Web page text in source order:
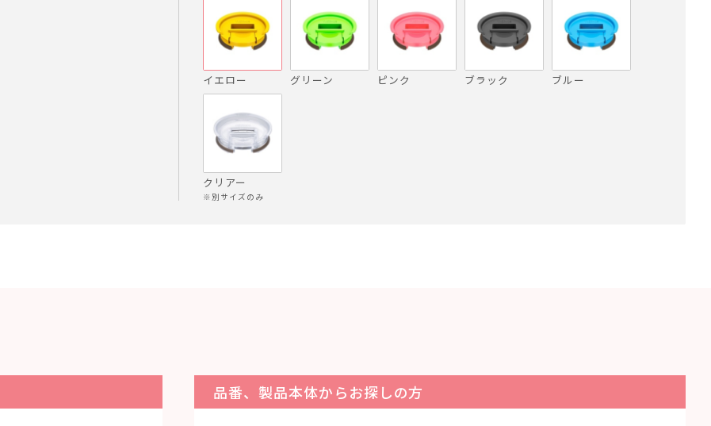
イエロー グリーン ピンク ブラック ブルー
クリアー
※別サイズのみ
品番、製品本体からお探しの方